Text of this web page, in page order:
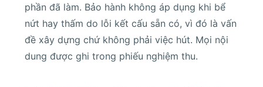
phần đã làm. Bảo hành không áp dụng khi bể
nứt hay thấm do lỗi kết cấu sẵn có, vì đó là vấn
đề xây dựng chứ không phải việc hút. Mọi nội
dung được ghi trong phiếu nghiệm thu.